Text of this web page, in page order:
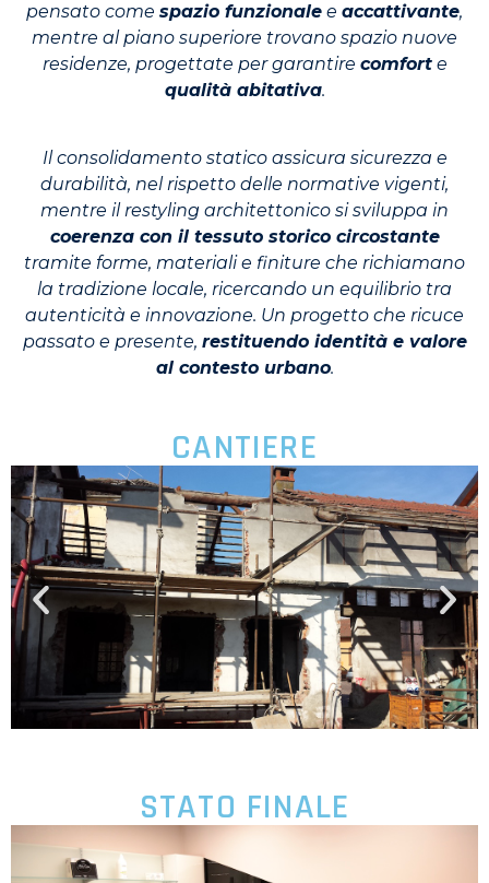
pensato come spazio funzionale e accattivante,
mentre al piano superiore trovano spazio nuove
residenze, progettate per garantire comforte
qualità abitativa.
Il consolidamento statico assicura sicurezza e
durabilità, nel rispetto delle normative vigenti,
mentre il restyling architettonico si sviluppa in
coerenza con il tessuto storico circostante
tramite forme, materiali e finiture che richiamano
la tradizione locale, ricercando un equilibrio tra
autenticità e innovazione. Un progetto che ricuce
passato e presente, restituendo identità e valore
al contesto urbano.
CANTIERE
STATO FINALE